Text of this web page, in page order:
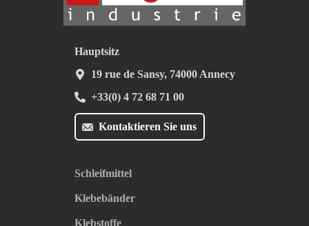
Kontaktieren Sie uns
Hauptsitz
19 rue de Sansy, 74000 Annecy
+33(0) 4 72 68 71 00
Schleifmittel
Klebebänder
Klebstoffe